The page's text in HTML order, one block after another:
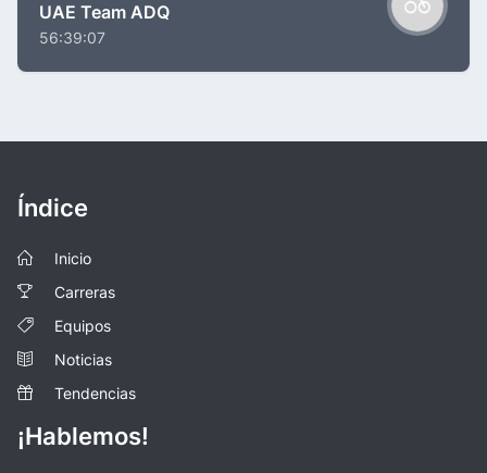
UAE Team ADQ
56:39:07
Índice
Inicio
Carreras
Equipos
Noticias
Tendencias
¡Hablemos!